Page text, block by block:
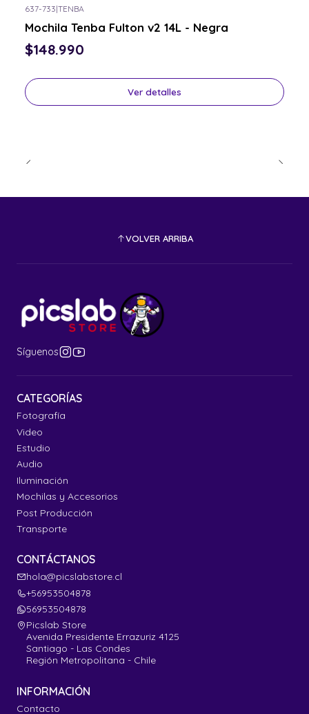
637-733|TENBA
Mochila Tenba Fulton v2 14L - Negra
$148.990
Ver detalles
VOLVER ARRIBA
Síguenos
CATEGORÍAS
Fotografía
Video
Estudio
Audio
Iluminación
Mochilas y Accesorios
Post Producción
Transporte
CONTÁCTANOS
hola@picslabstore.cl
+56953504878
56953504878
Picslab Store
Avenida Presidente Errazuriz 4125
Santiago - Las Condes
Región Metropolitana - Chile
INFORMACIÓN
Contacto